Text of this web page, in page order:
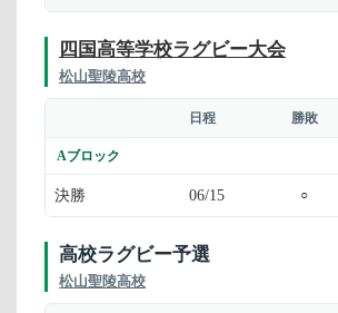
四国高等学校ラグビー大会
松山聖陵高校
日程 勝敗
Aブロック
決勝 06/15 ○
高校ラグビー予選
松山聖陵高校